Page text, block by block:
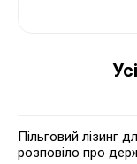
Пільговий лізинг
розповіло про